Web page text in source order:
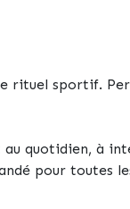
rituel sportif.
quotidien, à
pour toutes